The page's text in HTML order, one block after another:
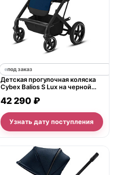
под заказ
Детская прогулочная коляска
Cybex Balios S Lux на черной
42 290 ₽
Узнать дату поступления